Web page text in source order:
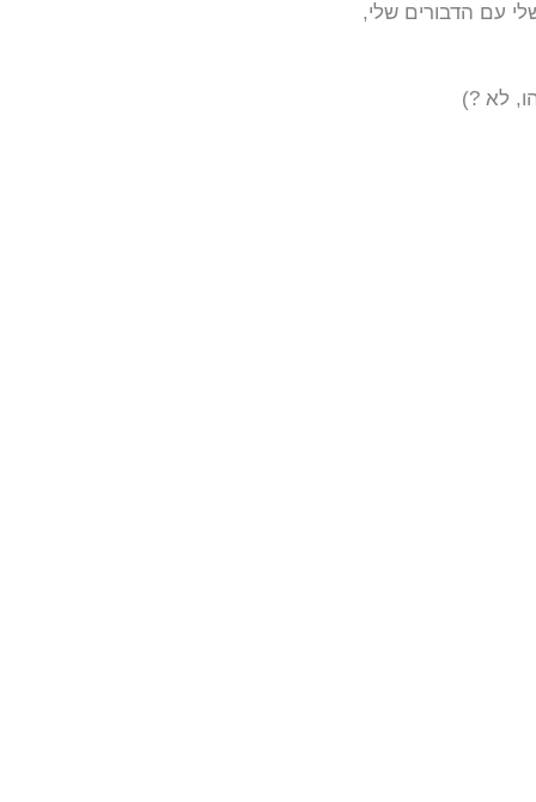
עם הדבורים שלי,
לא ?)